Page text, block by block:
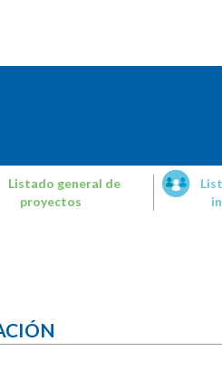
Listado general de
proyectos